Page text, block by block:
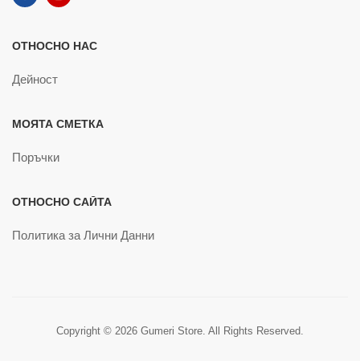
ОТНОСНО НАС
Дейност
МОЯТА СМЕТКА
Поръчки
ОТНОСНО САЙТА
Политика за Лични Данни
Copyright © 2026 Gumeri Store. All Rights Reserved.